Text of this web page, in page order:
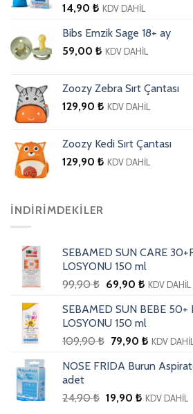
14,90 ₺ KDV DAHİL
Bibs Emzik Sage 18+ ay
59,00 ₺ KDV DAHİL
Zoozy Zebra Sırt Çantası
129,90 ₺ KDV DAHİL
Zoozy Kedi Sırt Çantası
129,90 ₺ KDV DAHİL
İNDIRIMDEKILER
SEBAMED SUN CARE
LOSYONU 150 ml
99,90₺ 69,90 ₺ KDV DAHİL
SEBAMED SUN BEBE 50+
LOSYONU 150 ml
109,90₺ 79,90 ₺ KDV
NOSE FRIDA Burun
adet
24,90₺ 19,90 ₺ KDV DAHİL